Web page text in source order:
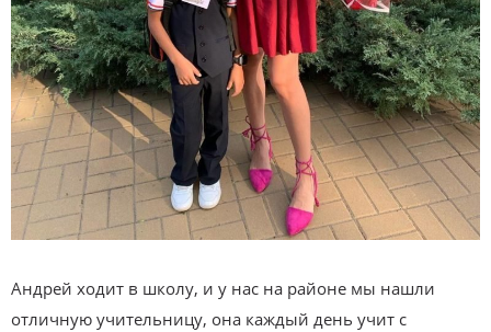
Андрей ходит в школу, и у нас на районе мы нашли
отличную учительницу, она каждый день учит с